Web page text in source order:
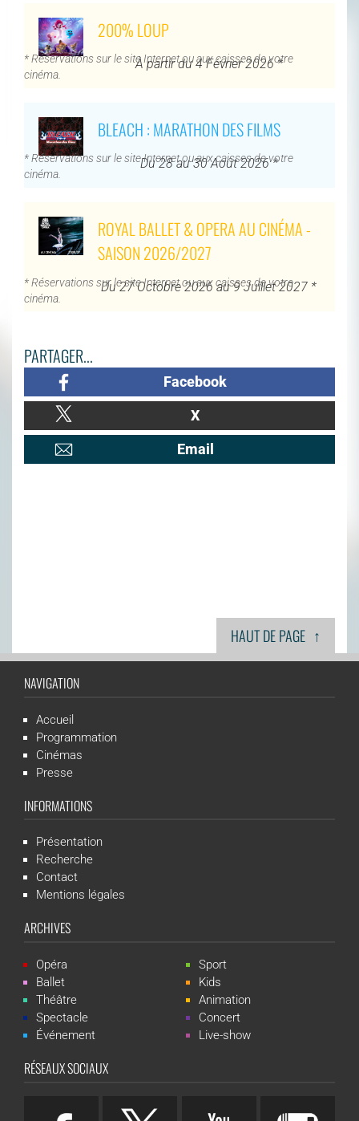
200% LOUP
À partir du 4 Février 2026 *
* Réservations sur le site Internet ou aux caisses de votre
cinéma.
BLEACH : MARATHON DES FILMS
Du 28 au 30 Août 2026 *
* Réservations sur le site Internet ou aux caisses de votre
cinéma.
ROYAL BALLET & OPERA AU CINÉMA -
SAISON 2026/2027
Du 27 Octobre 2026 au 9 Juillet 2027 *
* Réservations sur le site Internet ou aux caisses de votre
cinéma.
PARTAGER...
Facebook
X
Email
HAUT DE PAGE ↑
NAVIGATION
Accueil
Programmation
Cinémas
Presse
INFORMATIONS
Présentation
Recherche
Contact
Mentions légales
ARCHIVES
Opéra
Ballet
Théâtre
Spectacle
Événement
Sport
Kids
Animation
Concert
Live-show
RÉSEAUX SOCIAUX